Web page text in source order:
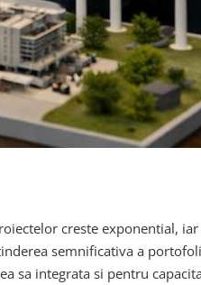
creste exponential,
semnificativa a
sa integrata si pentru